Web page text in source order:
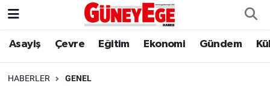
Asayiş Çevre Eğitim Ekonomi Gündem
HABERLER GENEL
Asayiş
Çevre
İstanbul Hava Durumu
İstanbul Trafik Yoğunluk Haritası